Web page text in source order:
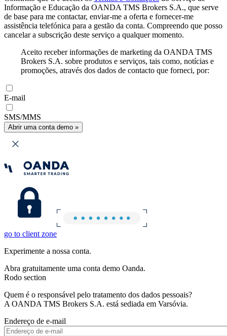
Informação e Educação da OANDA TMS Brokers S.A., que serve
de base para me contactar, enviar-me a oferta e fornecer-me
assistência telefónica para a gestão da conta. Compreendo que posso
cancelar a subscrição deste serviço a qualquer momento.
Aceito receber informações de marketing da OANDA TMS
Brokers S.A. sobre produtos e serviços, tais como, notícias e
promoções, através dos dados de contacto que forneci, por:
E-mail
SMS/MMS
Abrir uma conta demo »
go to client zone
Experimente a nossa conta.
Abra gratuitamente uma conta demo Oanda.
Rodo section
Quem é o responsável pelo tratamento dos dados pessoais?
A OANDA TMS Brokers S.A. está sediada em Varsóvia.
Endereço de e-mail